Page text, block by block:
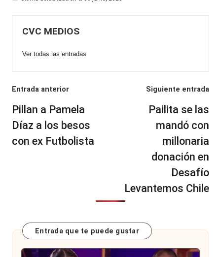
CVC MEDIOS
Ver todas las entradas
Navegación
de
entradas
Entrada anterior
Pillan a Pamela
Díaz a los besos
con ex Futbolista
Siguiente entrada
Pailita se las
mandó con
millonaria
donación en
Desafío
Levantemos Chile
Entrada que te puede gustar